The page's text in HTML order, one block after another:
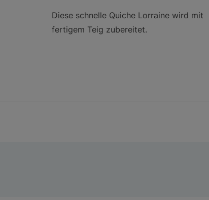
Diese schnelle Quiche Lorraine wird mit
fertigem Teig zubereitet.